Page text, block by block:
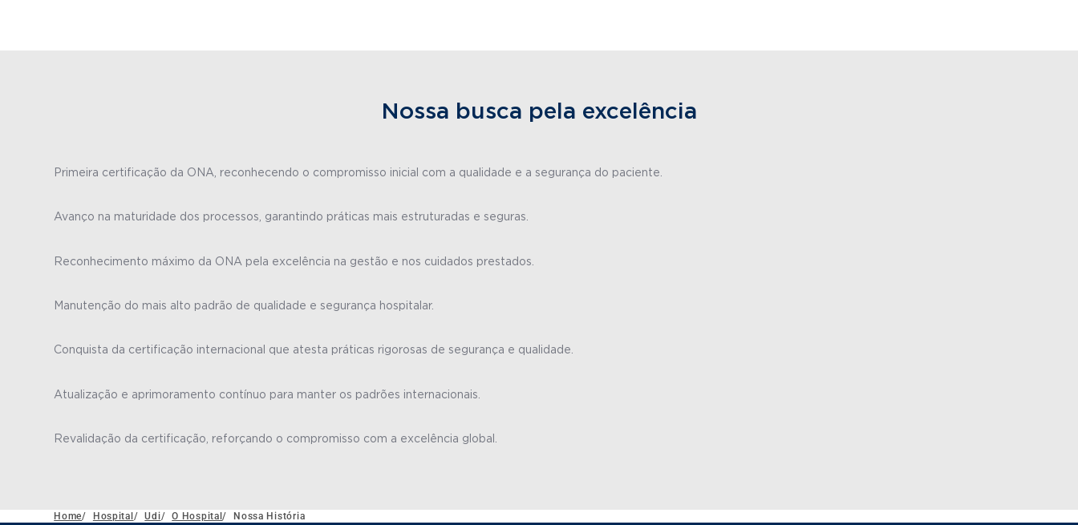
Nossa busca pela excelência
Primeira certificação da ONA, reconhecendo o compromisso inicial com a qualidade e a segurança do paciente.
Avanço na maturidade dos processos, garantindo práticas mais estruturadas e seguras.
Reconhecimento máximo da ONA pela excelência na gestão e nos cuidados prestados.
Manutenção do mais alto padrão de qualidade e segurança hospitalar.
Conquista da certificação internacional que atesta práticas rigorosas de segurança e qualidade.
Atualização e aprimoramento contínuo para manter os padrões internacionais.
Revalidação da certificação, reforçando o compromisso com a excelência global.
Home/ Hospital / Udi/ O Hospital/ Nossa História